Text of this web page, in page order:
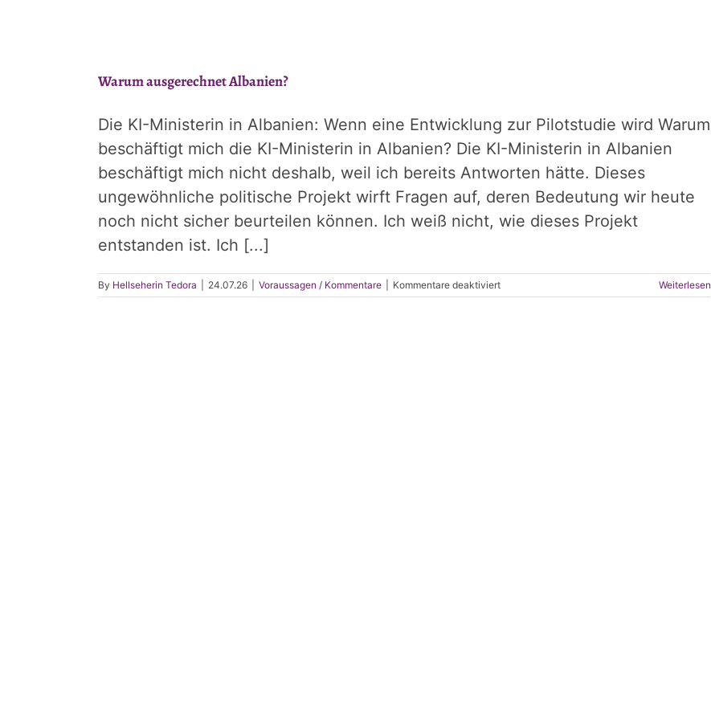
Warum ausgerechnet Albanien?
Die KI-Ministerin in Albanien: Wenn eine Entwicklung zur Pilotstudie wird Warum
beschäftigt mich die KI-Ministerin in Albanien? Die KI-Ministerin in Albanien
beschäftigt mich nicht deshalb, weil ich bereits Antworten hätte. Dieses
ungewöhnliche politische Projekt wirft Fragen auf, deren Bedeutung wir heute
noch nicht sicher beurteilen können. Ich weiß nicht, wie dieses Projekt
entstanden ist. Ich [...]
By Hellseherin Tedora 24.07.26 Voraussagen / Kommentare Kommentare deaktiviertfür
Warum
Weiterlesen